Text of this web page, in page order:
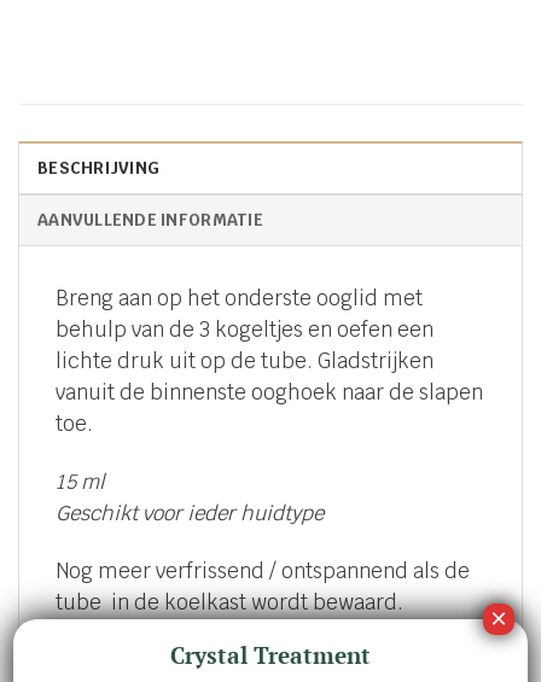
BESCHRIJVING
AANVULLENDE INFORMATIE
Breng aan op het onderste ooglid met
behulp van de 3 kogeltjes en oefen een
lichte druk uit op de tube. Gladstrijken
vanuit de binnenste ooghoek naar de slapen
toe.
15 ml
Geschikt voor ieder huidtype
Nog meer verfrissend / ontspannend als de
tube in de koelkast wordt bewaard.
Crystal Treatment